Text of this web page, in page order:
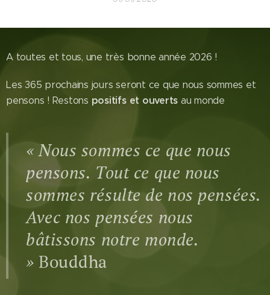
A toutes et tous, une très bonne année 2026 !
Les 365 prochains jours seront ce que nous sommes et
pensons ! Restons positifs et ouverts au monde
« Nous sommes ce que nous
pensons. Tout ce que nous
sommes résulte de nos pensées.
Avec nos pensées nous
bâtissons notre monde.
»Bouddha